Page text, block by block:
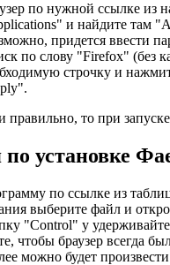
по нужной ссылке из
и найдите там
придется ввести
по слову "Firefox" (без
строчку и
правильно, то при
установке
по ссылке из
выберите файл и
"Control" у
чтобы браузер всегда
можно будет